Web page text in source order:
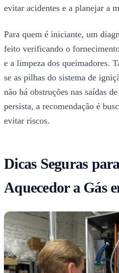
evitar acidentes e a planejar a
Para quem é iniciante, um
feito verificando o
e a limpeza dos queimadores.
se as pilhas do sistema de
não há obstruções nas saídas
persista, a recomendação é
evitar riscos.
Dicas Seguras
Aquecedor a Gás